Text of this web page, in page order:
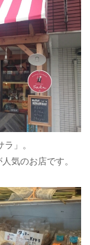
」。
気のお店です。